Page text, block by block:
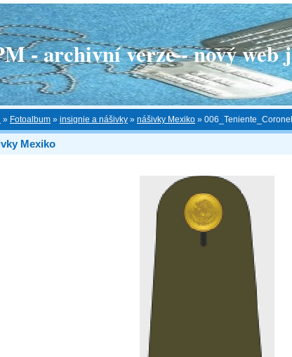
- archivní verze - nový web
» Fotoalbum » insignie a nášivky » nášivky Mexiko »
Mexiko